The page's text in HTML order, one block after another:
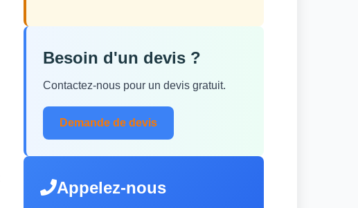
Besoin d'un devis ?
Contactez-nous pour un devis gratuit.
Demande de devis
Appelez-nous